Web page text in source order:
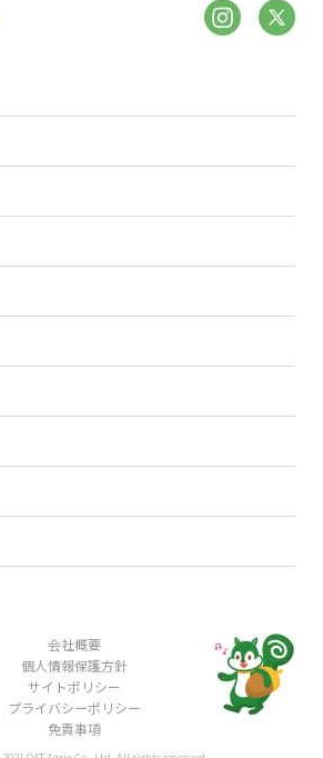
会社概要
個人情報保護方針
サイトポリシー
プライバシーポリシー
免責事項